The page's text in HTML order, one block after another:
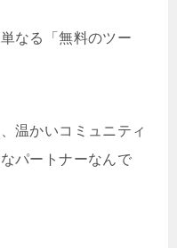
なる「無料のツー
温かいコミュニティ
パートナーなんで